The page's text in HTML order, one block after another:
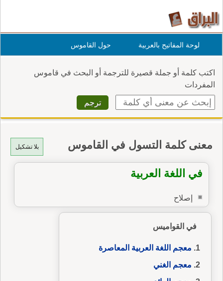
لوحة المفاتيح بالعربية حول القاموس
اكتب كلمة أو جملة قصيرة للترجمة أو البحث في قاموس
المفردات
بلا تشكيل معنى كلمة التسول في القاموس
في اللغة العربية
إصلاح
في القواميس
معجم اللغة العربية المعاصرة
معجم الغني